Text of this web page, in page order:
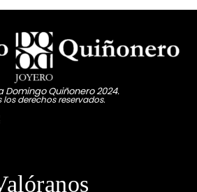
Domingo Quiñonero 2024.
los derechos reservados.